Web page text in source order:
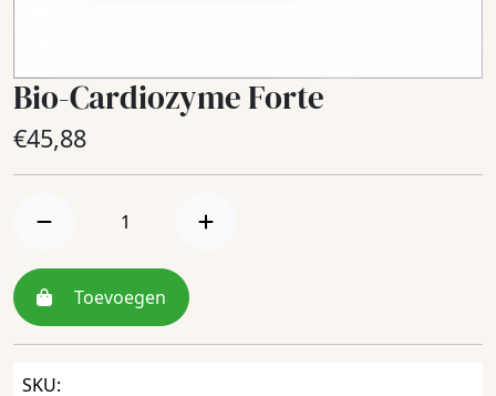
Bio-Cardiozyme Forte
€45,88
Toevoegen
SKU: